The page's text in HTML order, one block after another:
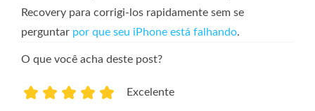
Recovery para corrigi-los rapidamente sem se
perguntar por que seu iPhone está falhando.
O que você acha deste post?
Excelente